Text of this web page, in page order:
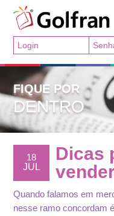
FIQUE POR
DENTRO
18
JUL
Dicas
Quando falamos em
nesse ramo concordam